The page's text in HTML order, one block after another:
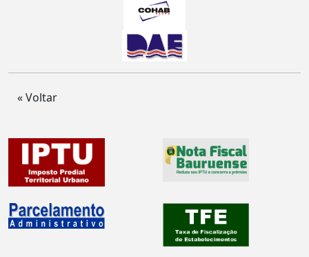
« Voltar